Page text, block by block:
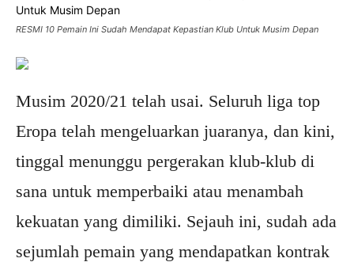
RESMI 10 Pemain Ini Sudah Mendapat Kepastian Klub Untuk Musim Depan
Musim 2020/21 telah usai. Seluruh liga top
Eropa telah mengeluarkan juaranya, dan kini,
tinggal menunggu pergerakan klub-klub di
sana untuk memperbaiki atau menambah
kekuatan yang dimiliki. Sejauh ini, sudah ada
sejumlah pemain yang mendapatkan kontrak